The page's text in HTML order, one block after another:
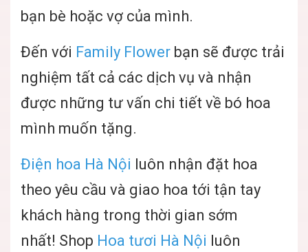
bạn bè hoặc vợ của mình.
Đến với Family Flower bạn sẽ được trải
nghiệm tất cả các dịch vụ và nhận
được những tư vấn chi tiết về bó hoa
mình muốn tặng.
Điện hoa Hà Nội luôn nhận đặt hoa
theo yêu cầu và giao hoa tới tận tay
khách hàng trong thời gian sớm
nhất! Shop Hoa tươi Hà Nội luôn